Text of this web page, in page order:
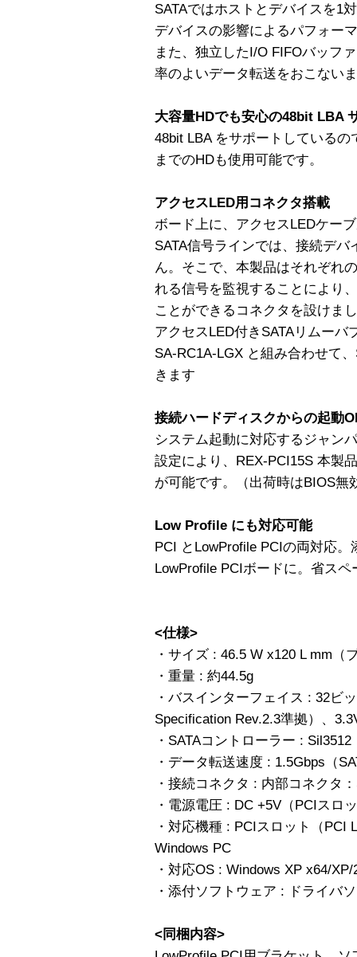
SATAではホストとデバイスを1
デバイスの影響によるパフォー
また、独立したI/O FIFOバッフ
率のよいデータ転送をおこない
大容量HDでも安心の48bit LBA
48bit LBA をサポートしているの
までのHDも使用可能です。
アクセスLED用コネクタ搭載
ボード上に、アクセスLEDケー
SATA信号ラインでは、接続デ
ん。そこで、本製品はそれぞれ
れる信号を監視することにより
ことができるコネクタを設けま
アクセスLED付きSATAリムーバ
SA-RC1A-LGX と組み合わせて
きます
接続ハードディスクからの起動
システム起動に対応するジャン
設定により、REX-PCI15S 本製
が可能です。（出荷時はBIOS無
Low Profile にも対応可能
PCI とLowProfile PCIの両対応
LowProfile PCIボードに。省ス
<仕様>
・サイズ : 46.5 W x120 L mm（
・重量 : 約44.5g
・バスインターフェイス : 32ビ
Specification Rev.2.3準拠）、
・SATAコントローラー : Sil3512
・データ転送速度 : 1.5Gbps（
・接続コネクタ : 内部コネクタ
・電源電圧 : DC +5V（PCIスロ
・対応機種 : PCIスロット（PCI
Windows PC
・対応OS : Windows XP x64/XP/
・添付ソフトウェア : ドライバ
<同梱内容>